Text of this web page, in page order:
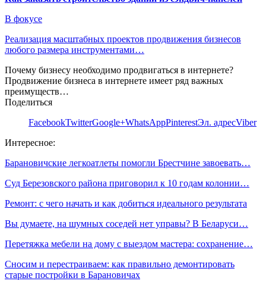
В фокусе
Реализация масштабных проектов продвижения бизнесов
любого размера инструментами…
Почему бизнесу необходимо продвигаться в интернете?
Продвижение бизнеса в интернете имеет ряд важных
преимуществ…
Поделиться
FacebookTwitterGoogle+WhatsAppPinterestЭл. адресViber
Интересное:
Барановичские легкоатлеты помогли Брестчине завоевать…
Суд Березовского района приговорил к 10 годам колонии…
Ремонт: с чего начать и как добиться идеального результата
Вы думаете, на шумных соседей нет управы? В Беларуси…
Перетяжка мебели на дому с выездом мастера: сохранение…
Сносим и перестраиваем: как правильно демонтировать
старые постройки в Барановичах